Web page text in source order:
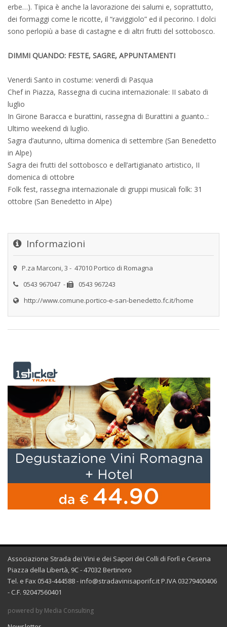
erbe…). Tipica è anche la lavorazione dei salumi e, soprattutto,
dei formaggi come le ricotte, il “raviggiolo” ed il pecorino. I dolci
sono perlopiù a base di castagne e di altri frutti del sottobosco.
DIMMI QUANDO: FESTE, SAGRE, APPUNTAMENTI
Venerdi Santo in costume: venerdì di Pasqua
Chef in Piazza, Rassegna di cucina internazionale: II sabato di
luglio
In Girone Baracca e burattini, rassegna di Burattini a guanto..:
Ultimo weekend di luglio.
Sagra d’autunno, ultima domenica di settembre (San Benedetto
in Alpe)
Sagra dei frutti del sottobosco e dell’artigianato artistico, II
domenica di ottobre
Folk fest, rassegna internazionale di gruppi musicali folk: 31
ottobre (San Benedetto in Alpe)
Informazioni
P.za Marconi, 3 - 47010 Portico di Romagna
0543 967047 -
0543 967243
http://www.comune.portico-e-san-benedetto.fc.it/home
Associazione Strada dei Vini e dei Sapori dei Colli di Forlì e Cesena
Piazza della Libertà, 9C - 47032 Bertinoro
Tel. e Fax 0543-444588 - info@stradavinisaporifc.it P.IVA 03279400406
- C.F. 92047560401
powered by Media Consulting